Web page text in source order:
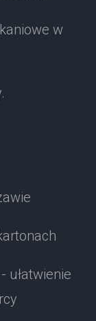
w
ułatwienie